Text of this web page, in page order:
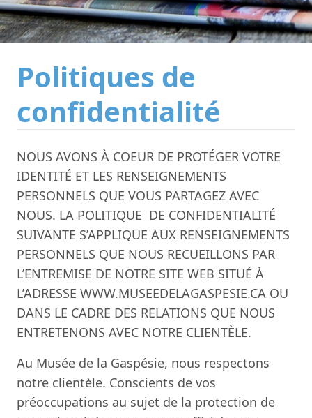
Politiques de
confidentialité
NOUS AVONS À COEUR DE PROTÉGER VOTRE
IDENTITÉ ET LES RENSEIGNEMENTS
PERSONNELS QUE VOUS PARTAGEZ AVEC
NOUS. LA POLITIQUE DE CONFIDENTIALITÉ
SUIVANTE S’APPLIQUE AUX RENSEIGNEMENTS
PERSONNELS QUE NOUS RECUEILLONS PAR
L’ENTREMISE DE NOTRE SITE WEB SITUÉ À
L’ADRESSE WWW.MUSEEDELAGASPESIE.CA OU
DANS LE CADRE DES RELATIONS QUE NOUS
ENTRETENONS AVEC NOTRE CLIENTÈLE.
Au Musée de la Gaspésie, nous respectons
notre clientèle. Conscients de vos
préoccupations au sujet de la protection de